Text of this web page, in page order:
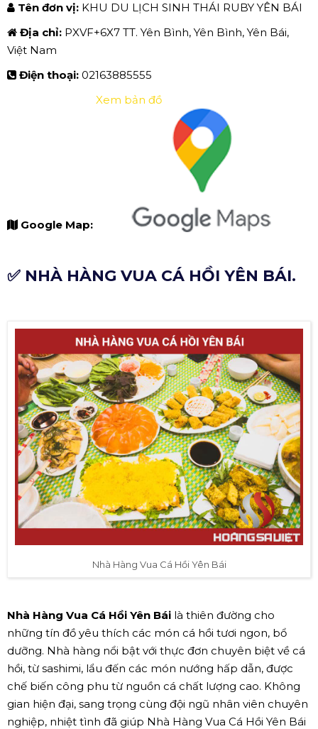
Tên đơn vị: KHU DU LỊCH SINH THÁI RUBY YÊN BÁI
Địa chỉ: PXVF+6X7 TT. Yên Bình, Yên Bình, Yên Bái,
Việt Nam
Điện thoại: 02163885555
Google Map:
Xem bản đồ
✅ NHÀ HÀNG VUA CÁ HỒI YÊN BÁI.
Nhà Hàng Vua Cá Hồi Yên Bái
Nhà Hàng Vua Cá Hồi Yên Bái là thiên đường cho
những tín đồ yêu thích các món cá hồi tươi ngon, bổ
dưỡng. Nhà hàng nổi bật với thực đơn chuyên biệt về cá
hồi, từ sashimi, lẩu đến các món nướng hấp dẫn, được
chế biến công phu từ nguồn cá chất lượng cao. Không
gian hiện đại, sang trọng cùng đội ngũ nhân viên chuyên
nghiệp, nhiệt tình đã giúp Nhà Hàng Vua Cá Hồi Yên Bái